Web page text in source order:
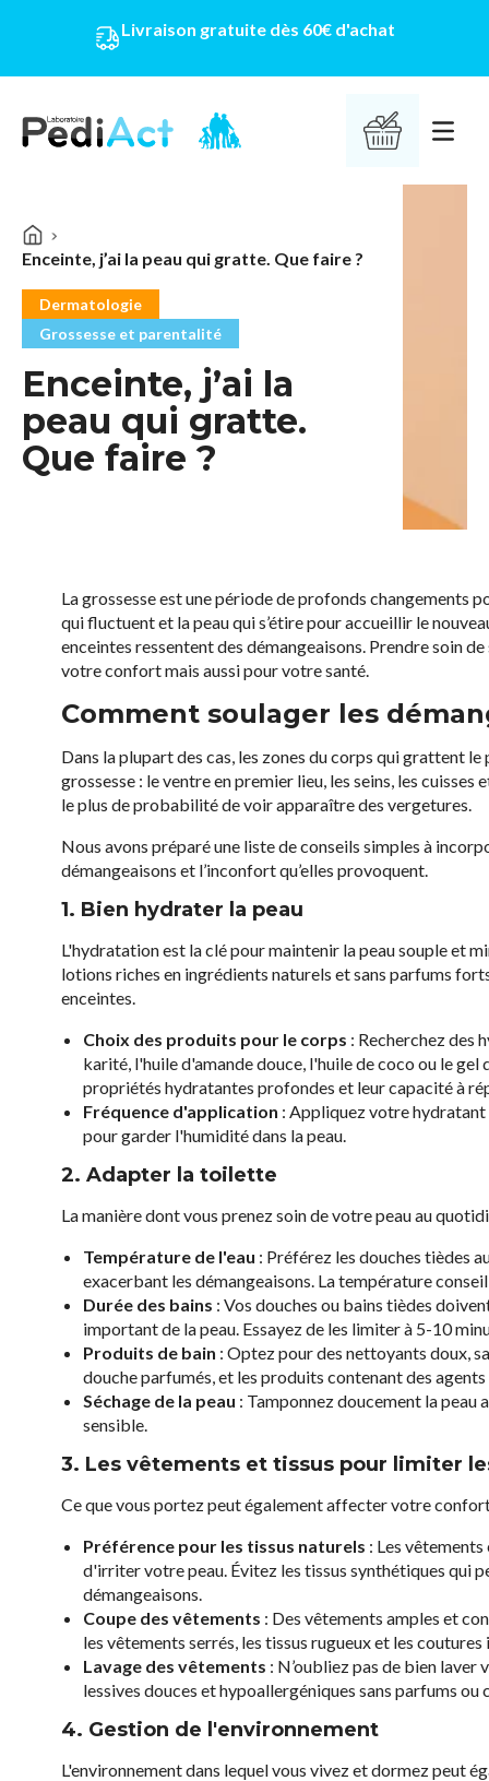
Livraison gratuite dès 60€ d'achat
Enceinte, j’ai la peau qui gratte. Que faire ?
Dermatologie
Grossesse et parentalité
Enceinte, j’ai la
peau qui gratte.
Que faire ?
La grossesse est une période de profonds changements
qui fluctuent et la peau qui s’étire pour accueillir le
enceintes ressentent des démangeaisons. Prendre soin
votre confort mais aussi pour votre santé.
Comment soulager les
Dans la plupart des cas, les zones du corps qui grattent
grossesse : le ventre en premier lieu, les seins, les cuisses
le plus de probabilité de voir apparaître des vergetures.
Nous avons préparé une liste de conseils simples à
démangeaisons et l’inconfort qu’elles provoquent.
1. Bien hydrater la peau
L'hydratation est la clé pour maintenir la peau souple et
lotions riches en ingrédients naturels et sans parfums
enceintes.
Choix des produits pour le corps : Recherchez des
karité, l'huile d'amande douce, l'huile de coco ou le gel
propriétés hydratantes profondes et leur capacité à
Fréquence d'application : Appliquez votre hydratant
pour garder l'humidité dans la peau.
2. Adapter la toilette
La manière dont vous prenez soin de votre peau au
Température de l'eau : Préférez les douches tièdes
exacerbant les démangeaisons. La température
Durée des bains : Vos douches ou bains tièdes
important de la peau. Essayez de les limiter à 5-10
Produits de bain : Optez pour des nettoyants doux,
douche parfumés, et les produits contenant des
Séchage de la peau : Tamponnez doucement la
sensible.
3. Les vêtements et tissus pour limiter
Ce que vous portez peut également affecter votre
Préférence pour les tissus naturels : Les
d'irriter votre peau. Évitez les tissus synthétiques qui
démangeaisons.
Coupe des vêtements : Des vêtements amples et
les vêtements serrés, les tissus rugueux et les
Lavage des vêtements : N’oubliez pas de bien
lessives douces et hypoallergéniques sans parfums ou
4. Gestion de l'environnement
L'environnement dans lequel vous vivez et dormez peut